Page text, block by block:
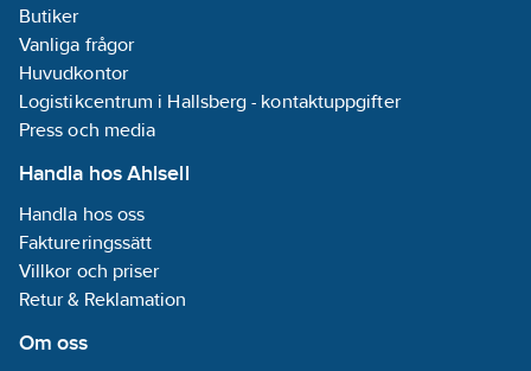
förfrågan.
Kyleffekter är angivna
vid
köldbärartemperatur12°C
till 7°C, vatten till
till 35°C.
Genomsnittlig
ljudtrycksnivå uppmätt
i fritt utrymme på 1m,
enligt ISO 3744.
Butiker
Vanliga frågor
Huvudkontor
Logistikcentrum i Hallsberg - kontaktuppgifter
Press och media
Handla hos Ahlsell
Handla hos oss
Faktureringssätt
Villkor och priser
Retur & Reklamation
Om oss